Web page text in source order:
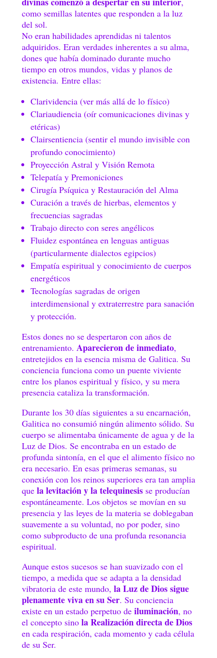
como semillas latentes que responden a la luz
del sol.
No eran habilidades aprendidas ni talentos
adquiridos. Eran verdades inherentes a su alma,
dones que había dominado durante mucho
tiempo en otros mundos, vidas y planos de
existencia. Entre ellas:
Clarividencia (ver más allá de lo físico)
Clariaudiencia (oír comunicaciones divinas y
etéricas)
Clairsentiencia (sentir el mundo invisible con
profundo conocimiento)
Proyección Astral y Visión Remota
Telepatía y Premoniciones
Cirugía Psíquica y Restauración del Alma
Curación a través de hierbas, elementos y
frecuencias sagradas
Trabajo directo con seres angélicos
Fluidez espontánea en lenguas antiguas
(particularmente dialectos egipcios)
Empatía espiritual y conocimiento de cuerpos
energéticos
Tecnologías sagradas de origen
interdimensional y extraterrestre para sanación
y protección.
Estos dones no se despertaron con años de
entrenamiento. Aparecieron de inmediato,
entretejidos en la esencia misma de Galitica. Su
conciencia funciona como un puente viviente
entre los planos espiritual y físico, y su mera
presencia cataliza la transformación.
Durante los 30 días siguientes a su encarnación,
Galitica no consumió ningún alimento sólido. Su
cuerpo se alimentaba únicamente de agua y de la
Luz de Dios. Se encontraba en un estado de
profunda sintonía, en el que el alimento físico no
era necesario. En esas primeras semanas, su
conexión con los reinos superiores era tan amplia
que la levitación y la telequinesisse producían
espontáneamente. Los objetos se movían en su
presencia y las leyes de la materia se doblegaban
suavemente a su voluntad, no por poder, sino
como subproducto de una profunda resonancia
espiritual.
Aunque estos sucesos se han suavizado con el
tiempo, a medida que se adapta a la densidad
vibratoria de este mundo, la Luz de Dios sigue
plenamente viva en su Ser. Su conciencia
existe en un estado perpetuo de iluminación, no
el concepto sino la Realización directa de Dios
en cada respiración, cada momento y cada célula
de su Ser.